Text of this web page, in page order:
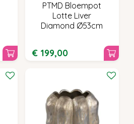
PTMD Bloempot
Lotte Liver
Diamond Ø53cm
€ 199,00